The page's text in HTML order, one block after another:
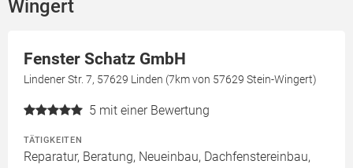
Wingert
Fenster Schatz GmbH
Lindener Str. 7, 57629 Linden (7km von 57629 Stein-Wingert)
5 mit einer Bewertung
TÄTIGKEITEN
Reparatur, Beratung, Neueinbau, Dachfenstereinbau,